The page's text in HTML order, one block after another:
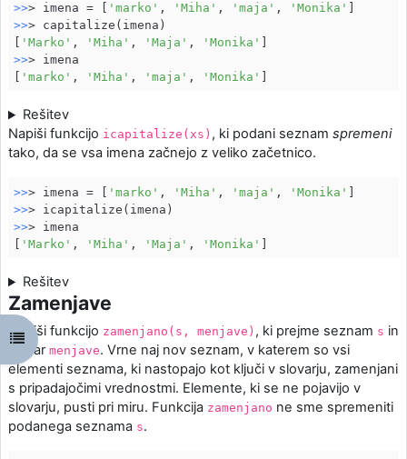
Открыть оглавление курса
>>> imena = [ 'marko' , 'Miha' , 'maja' , 'Monika'
>>> capitalize(imena)
'Marko' , 'Miha' , 'Maja' , 'Monika'
>>> imena
'marko' , 'Miha' , 'maja' , 'Monika'
Rešitev
Napiši funkcijo icapitalize(xs) , ki podani seznam spremeni
tako, da se vsa imena začnejo z veliko začetnico.
>>> imena = [ 'marko' , 'Miha' , 'maja' , 'Monika'
>>
>>> imena
'Marko' , 'Miha' , 'Maja' , 'Monika'
Rešitev
Zamenjave
Napiši funkcijo zamenjano(s, menjave) , ki prejme seznam s in
slovar menjave. Vrne naj nov seznam, v katerem so vsi
elementi seznama, ki nastopajo kot ključi v slovarju, zamenjani
s pripadajočimi vrednostmi. Elemente, ki se ne pojavijo v
slovarju, pusti pri miru. Funkcija zamenjano ne sme spremeniti
podanega seznama s.